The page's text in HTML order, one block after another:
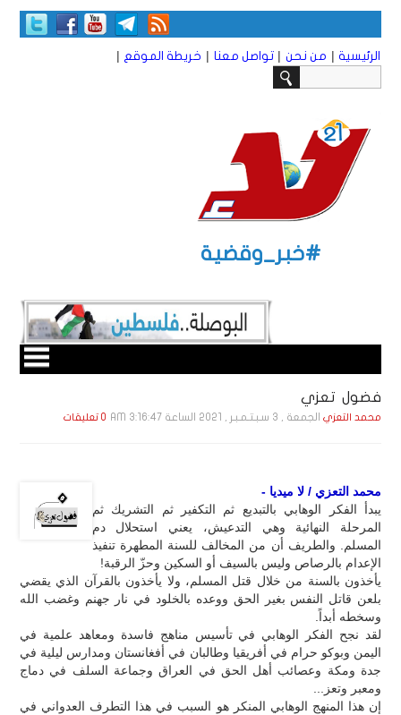
الرئيسية | من نحن | تواصل معنا | خريطة الموقع |
#خبر_وقضية
فضول تعزي
محمد التعزي الجمعة , 3 سـبـتـمـبـر , 2021 الساعة 3:16:47 AM 0 تعليقات
محمد التعزي / لا ميديا -
يبدأ الفكر الوهابي بالتبديع ثم التكفير ثم التشريك ثم
المرحلة النهائية وهي التدعيش، يعني استحلال دم
المسلم. والطريف أن من المخالف للسنة المطهرة تنفيذ
الإعدام بالرصاص وليس بالسيف أو السكين وحزّ الرقبة!
يأخذون بالسنة من خلال قتل المسلم، ولا يأخذون بالقرآن الذي يقضي
بلعن قاتل النفس بغير الحق ووعده بالخلود في نار جهنم وغضب الله
وسخطه أبداً.
لقد نجح الفكر الوهابي في تأسيس مناهج فاسدة ومعاهد علمية في
اليمن وبوكو حرام في أفريقيا وطالبان في أفغانستان ومدارس ليلية في
جدة ومكة وعصائب أهل الحق في العراق وجماعة السلف في دماج
ومعبر وتعز...
إن هذا المنهج الوهابي المنكر هو السبب في هذا التطرف العدواني في